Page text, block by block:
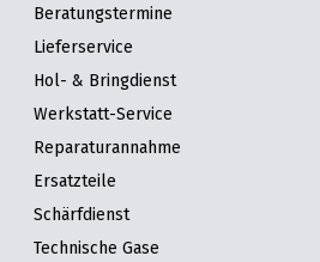
Beratungstermine
Lieferservice
Hol- & Bringdienst
Werkstatt-Service
Reparaturannahme
Ersatzteile
Schärfdienst
Technische Gase